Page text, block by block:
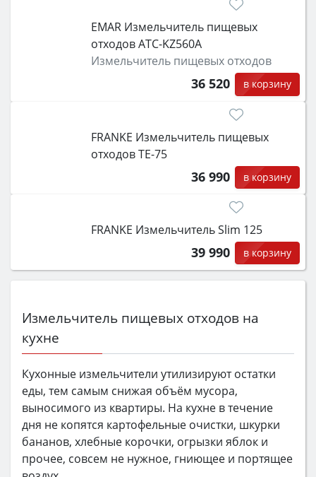
EMAR Измельчитель пищевых
отходов ATC-KZ560A
Измельчитель пищевых отходов
36 520 в корзину
FRANKE Измельчитель пищевых
отходов TE-75
36 990 в корзину
FRANKE Измельчитель Slim 125
39 990 в корзину
Измельчитель пищевых отходов на
кухне
Кухонные измельчители утилизируют остатки
еды, тем самым снижая объём мусора,
выносимого из квартиры. На кухне в течение
дня не копятся картофельные очистки, шкурки
бананов, хлебные корочки, огрызки яблок и
прочее, совсем не нужное, гниющее и портящее